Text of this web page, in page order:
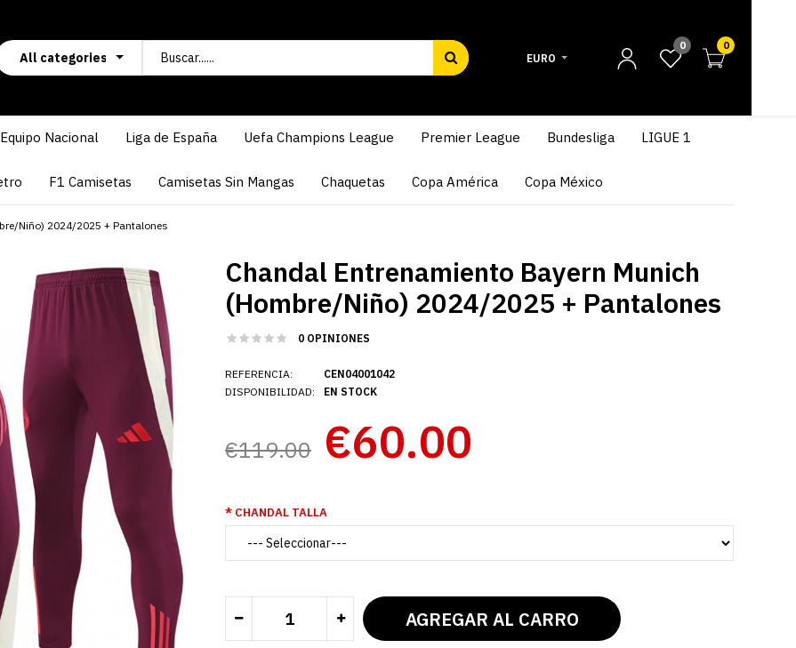
EURO
0 0
Equipo Nacional Liga de España Uefa Champions League Premier League Bundesliga LIGUE 1
F1 Camisetas Camisetas Sin Mangas Chaquetas Copa América Copa México
Niño) 2024/2025 + Pantalones
Chandal Entrenamiento Bayern Munich
(Hombre/Niño) 2024/2025 + Pantalones
0 OPINIONES
REFERENCIA:
DISPONIBILIDAD:
CEN04001042
EN STOCK
€119.00 €60.00
CHANDAL TALLA